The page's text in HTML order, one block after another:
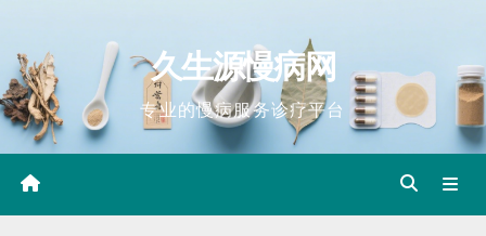
content
久生源慢病网
专业的慢病服务诊疗平台